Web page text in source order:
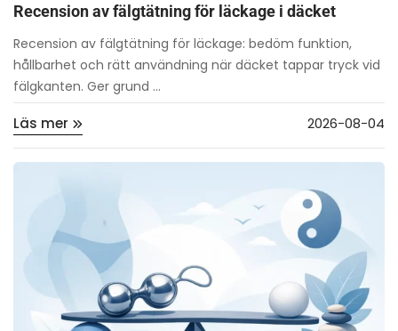
Recension av fälgtätning för läckage i däcket
Recension av fälgtätning för läckage: bedöm funktion,
hållbarhet och rätt användning när däcket tappar tryck vid
fälgkanten. Ger grund ...
Läs mer 2026-08-04